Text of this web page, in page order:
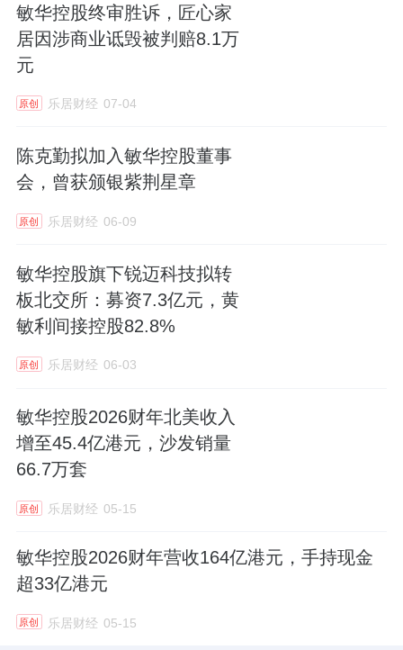
敏华控股终审胜诉，匠心家
居因涉商业诋毁被判赔8.1万
元
原创 乐居财经 07-04
陈克勤拟加入敏华控股董事
会，曾获颁银紫荆星章
原创 乐居财经 06-09
敏华控股旗下锐迈科技拟转
板北交所：募资7.3亿元，黄
敏利间接控股82.8%
原创 乐居财经 06-03
敏华控股2026财年北美收入
增至45.4亿港元，沙发销量
66.7万套
原创 乐居财经 05-15
敏华控股2026财年营收164亿港元，手持现金
超33亿港元
原创 乐居财经 05-15